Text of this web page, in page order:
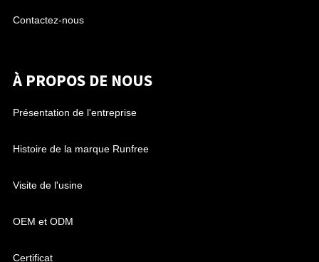
Contactez-nous
À PROPOS DE NOUS
Présentation de l'entreprise
Histoire de la marque Runfree
Visite de l'usine
OEM et ODM
Certificat